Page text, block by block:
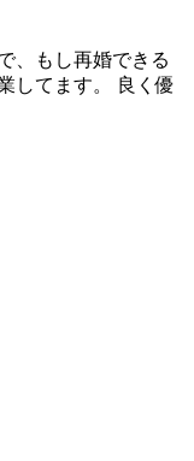
、もし再婚できる
してます。 良く優